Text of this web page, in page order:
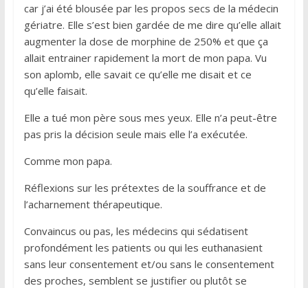
car j’ai été blousée par les propos secs de la médecin
gériatre. Elle s’est bien gardée de me dire qu’elle allait
augmenter la dose de morphine de 250% et que ça
allait entrainer rapidement la mort de mon papa. Vu
son aplomb, elle savait ce qu’elle me disait et ce
qu’elle faisait.
Elle a tué mon père sous mes yeux. Elle n’a peut-être
pas pris la décision seule mais elle l’a exécutée.
Comme mon papa.
Réflexions sur les prétextes de la souffrance et de
l’acharnement thérapeutique.
Convaincus ou pas, les médecins qui sédatisent
profondément les patients ou qui les euthanasient
sans leur consentement et/ou sans le consentement
des proches, semblent se justifier ou plutôt se